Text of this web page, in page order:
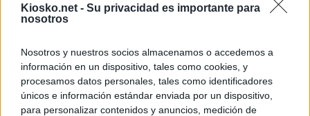
Kiosko.net - Su privacidad es importante para
nosotros
Nosotros y nuestros socios almacenamos o accedemos a
información en un dispositivo, tales como cookies, y
procesamos datos personales, tales como identificadores
únicos e información estándar enviada por un dispositivo,
para personalizar contenidos y anuncios, medición de